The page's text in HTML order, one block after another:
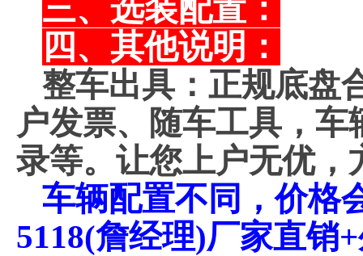
三、选装配置：
四、其他说明：
整车出具：正规底盘
户发票、随车工具，
录等。让您上户无优，
车辆配置不同，价格
5118(詹经理)厂家直销